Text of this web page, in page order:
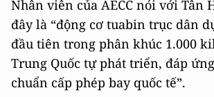
Nhân viên của AECC nói với Tân
đây là “động cơ tuabin trục dân
đầu tiên trong phân khúc 1.000
Trung Quốc tự phát triển, đáp
chuẩn cấp phép bay quốc tế”.